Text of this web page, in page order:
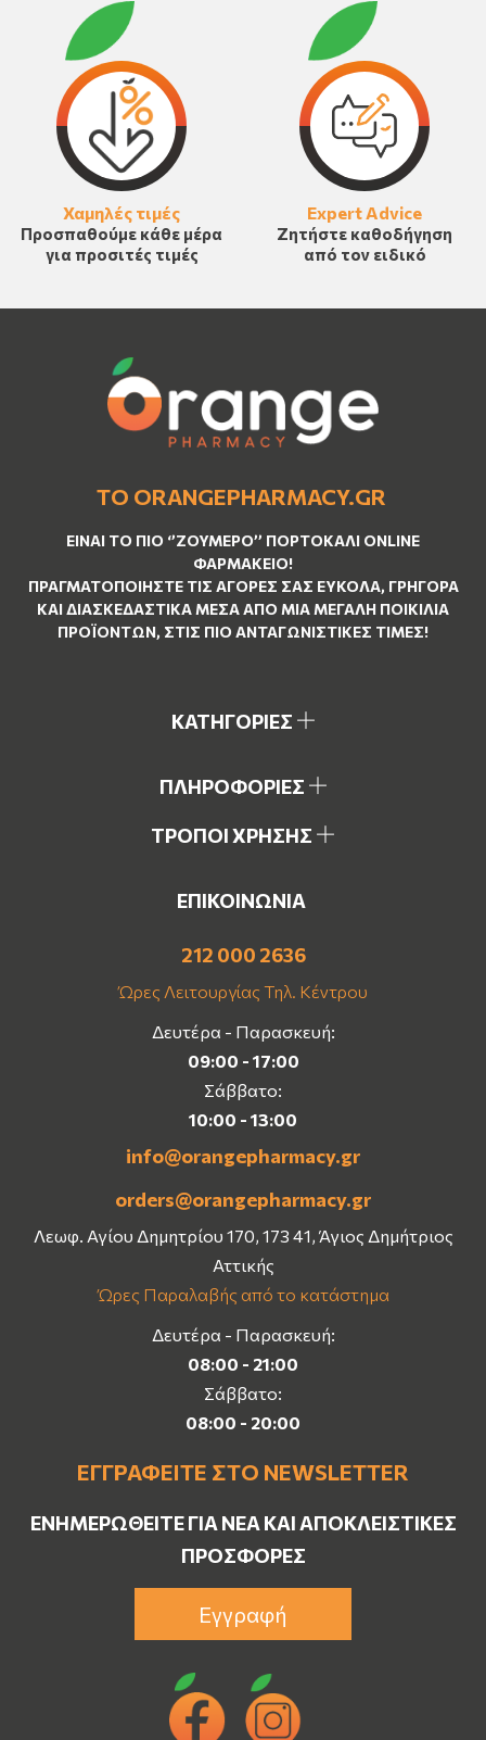
Χαμηλές τιμές
Προσπαθούμε κάθε μέρα
για προσιτές τιμές
Expert Advice
Ζητήστε καθοδήγηση
από τον ειδικό
ΤΟ ORANGEPHARMACY.GR
ΕΊΝΑΙ ΤO ΠΙΟ ‘’ΖΟΥΜΕΡΌ’’ ΠΟΡΤΟΚΑΛΊ ΟNLINE
ΦΑΡΜΑΚΕΊΟ!
ΠΡΑΓΜΑΤΟΠΟΙΉΣΤΕ ΤΙΣ ΑΓΟΡΈΣ ΣΑΣ ΕΎΚΟΛΑ, ΓΡΉΓΟΡΑ
ΚΑΙ ΔΙΑΣΚΕΔΑΣΤΙΚΆ ΜΈΣΑ ΑΠΌ ΜΙΑ ΜΕΓΆΛΗ ΠΟΙΚΙΛΊΑ
ΠΡΟΪΌΝΤΩΝ, ΣΤΙΣ ΠΙΟ ΑΝΤΑΓΩΝΙΣΤΙΚΈΣ ΤΙΜΈΣ!
ΚΑΤΗΓΟΡΙΕΣ
ΠΛΗΡΟΦΟΡΙΕΣ
ΤΡΟΠΟΙ ΧΡΗΣΗΣ
ΕΠΙΚΟΙΝΩΝΙΑ
212 000 2636
Ώρες Λειτουργίας Τηλ. Κέντρου
Δευτέρα - Παρασκευή:
09:00 - 17:00
Σάββατο:
10:00 - 13:00
info@orangepharmacy.gr
orders@orangepharmacy.gr
Λεωφ. Αγίου Δημητρίου 170, 173 41, Άγιος Δημήτριος
Αττικής
Ώρες Παραλαβής από το κατάστημα
Δευτέρα - Παρασκευή:
08:00 - 21:00
Σάββατο:
08:00 - 20:00
ΕΓΓΡΑΦΕΊΤΕ ΣΤΟ NEWSLETTER
ΕΝΗΜΕΡΩΘΕΊΤΕ ΓΙΑ ΝΈΑ ΚΑΙ ΑΠΟΚΛΕΙΣΤΙΚΈΣ
ΠΡΟΣΦΟΡΈΣ
Εγγραφή